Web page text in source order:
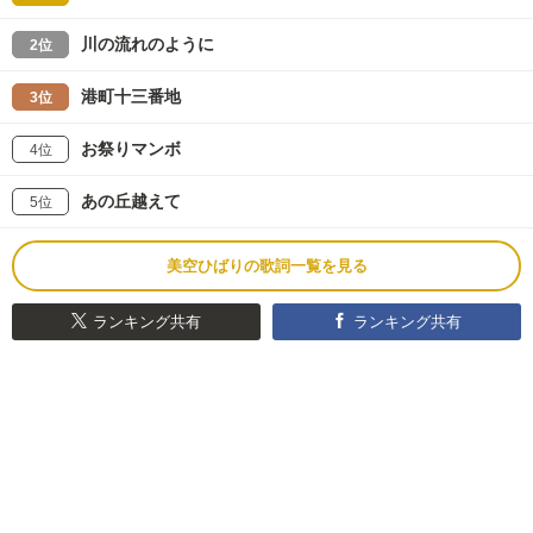
2位 川の流れのように
3位 港町十三番地
4位 お祭りマンボ
5位 あの丘越えて
美空ひばりの歌詞一覧を見る
ランキング共有 ランキング共有